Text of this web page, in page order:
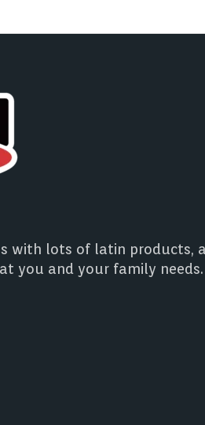
with lots of latin products, a
you and your family needs.